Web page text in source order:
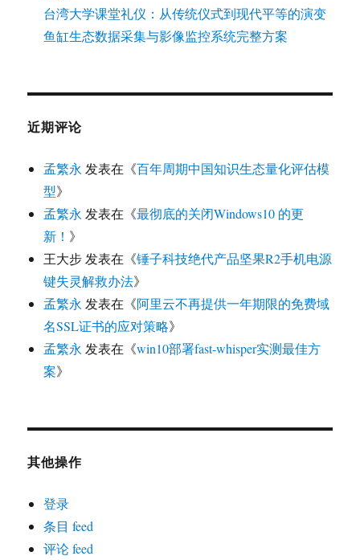
台湾大学课堂礼仪：从传统仪式到现代平等的演变
鱼缸生态数据采集与影像监控系统完整方案
近期评论
孟繁永 发表在《百年周期中国知识生态量化评估模
型》
孟繁永 发表在《最彻底的关闭Windows10 的更
新！ 》
王大步 发表在《锤子科技绝代产品坚果R2手机电源
键失灵解救办法》
孟繁永 发表在《阿里云不再提供一年期限的免费域
名SSL证书的应对策略》
孟繁永 发表在《win10部署fast-whisper实测最佳方
案》
其他操作
登录
条目 feed
评论 feed